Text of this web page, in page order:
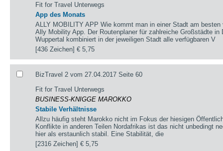
Fit for Travel Unterwegs
App des Monats
ALLY MOBILITY APP Wie kommt man in einer Stadt am
Ally Mobility App. Der Routenplaner für zahlreiche Großstädte in
Wuppertal kombiniert in der jeweiligen Stadt alle verfügbaren V
[436 Zeichen]€ 5,75
BizTravel 2 vom 27.04.2017 Seite 60
Fit for Travel Unterwegs
BUSINESS-KNIGGE MAROKKO
Stabile Verhältnisse
Allzu häufig steht Marokko nicht im Fokus der hiesigen
Konflikte in anderen Teilen Nordafrikas ist das nicht unbedingt
hier als erstaunlich stabil. Eine Stabilität, die
[2316 Zeichen]€ 5,75